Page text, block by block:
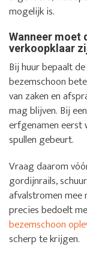
mogelijk is.
Wanneer moet
verkoopklaar
Bij huur bepaalt
bezemschoon
van zaken en
mag blijven. Bij
erfgenamen eerst
spullen gebeurt.
Vraag daarom
gordijnrails,
afvalstromen mee
precies bedoelt
bezemschoon
scherp te krijgen.